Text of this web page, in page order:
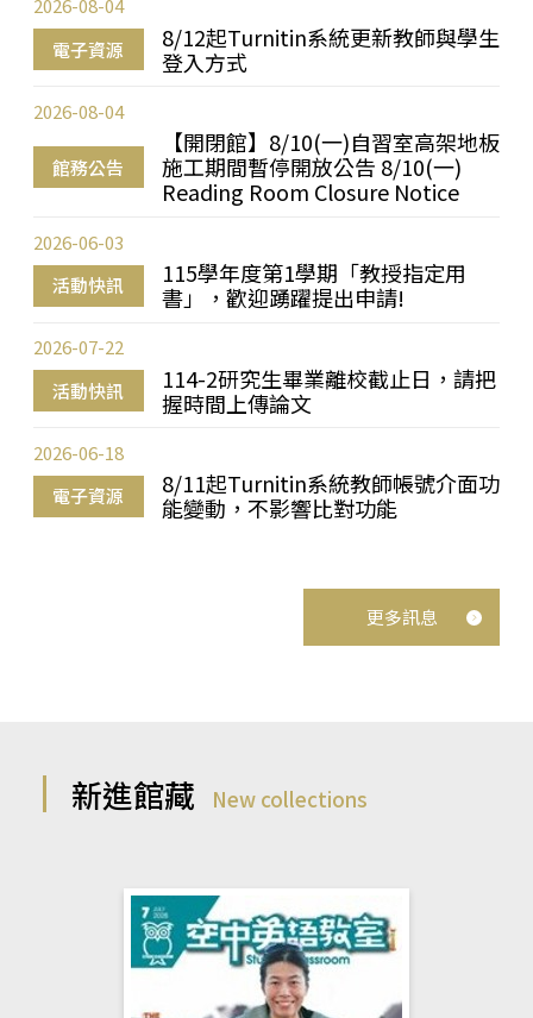
電子資源
8/12起Turnitin系統更新教師與學生
登入方式
2026-08-04
館務公告
【開閉館】8/10(一)自習室高架地板
施工期間暫停開放公告 8/10(一)
Reading Room Closure Notice
2026-08-04
活動快訊
115學年度第1學期「教授指定用
書」，歡迎踴躍提出申請!
2026-06-03
活動快訊
114-2研究生畢業離校截止日，請把
握時間上傳論文
2026-07-22
電子資源
8/11起Turnitin系統教師帳號介面功
能變動，不影響比對功能
2026-06-18
更多訊息
新進館藏 New collections